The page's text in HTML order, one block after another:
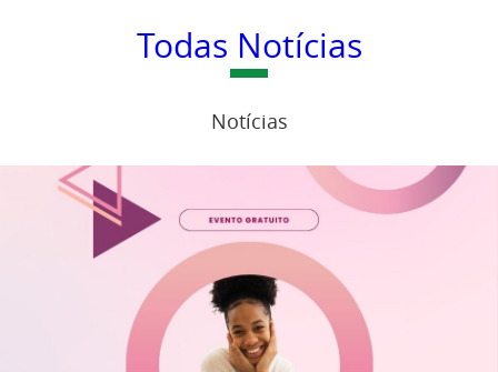
Todas Notícias
Notícias